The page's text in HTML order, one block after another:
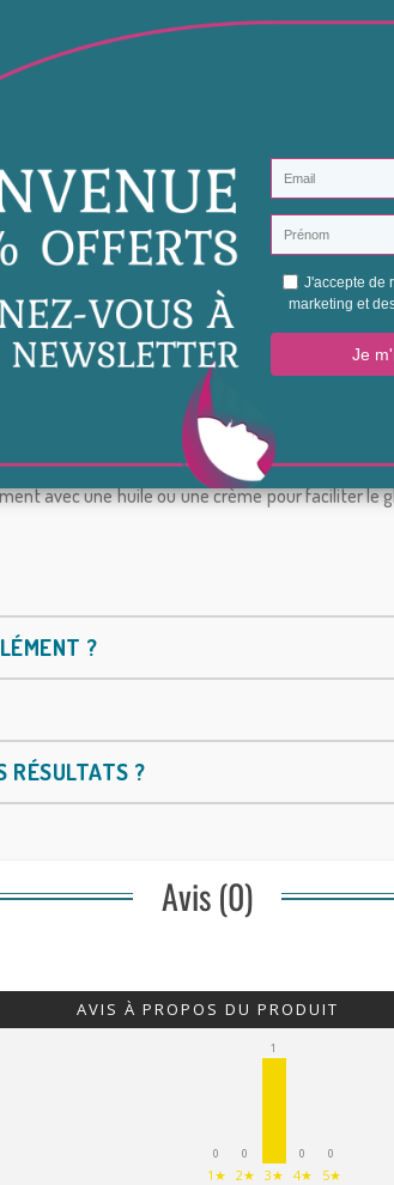
il peut donner un aspect plus tonique et
plusieurs avantages dans une routine beauté :
anticellulite, optimisant ainsi leur
maison. Il permet de reproduire certains
dans une routine régulière.
avec une huile ou une crème pour faciliter
?
RÉSULTATS ?
Avis (0)
AVIS À PROPOS DU PRODUIT
0
1★
0
2★
1
3★
0
4★
0
5★